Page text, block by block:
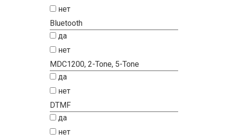
нет
Bluetooth
да
нет
MDC1200, 2-Tone, 5-Tone
да
нет
DTMF
да
нет